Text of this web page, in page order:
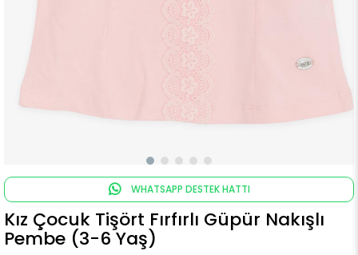
WHATSAPP DESTEK HATTI
Kız Çocuk Tişört Fırfırlı Güpür Nakışlı
Pembe (3-6 Yaş)